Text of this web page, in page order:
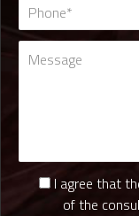
I agree that
of the